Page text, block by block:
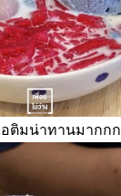
ติมน่าทานมากกก